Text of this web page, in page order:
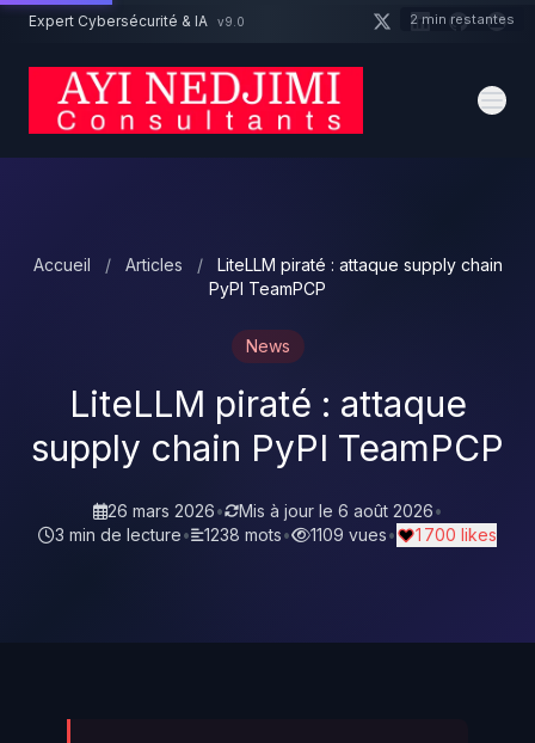
Aller au contenu principal
Expert Cybersécurité & IA v9.0
Accueil / Articles /
LiteLLM piraté : attaque supply chain
PyPI TeamPCP
News
LiteLLM piraté : attaque
supply chain PyPI TeamPCP
26 mars 2026• Mis à jour le 6 août 2026•
3 min de lecture• 1238 mots• 1109 vues• 1 700 likes
Un projet cybersécurité ? 2 min restantes